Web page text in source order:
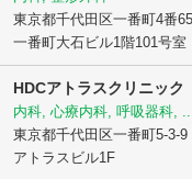
東京都千代田区一番町4番65
一番町大石ビル1階101号室
HDCアトラスクリニック
内科, 心療内科, 呼吸器科,
東京都千代田区一番町5-3-9
アトラスビル1F